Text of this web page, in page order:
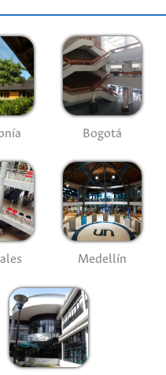
Bogotá
Medellín